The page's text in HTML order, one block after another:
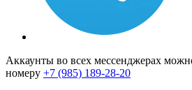
Аккаунты во всех мессенджерах
номеру +7 (985) 189-28-20